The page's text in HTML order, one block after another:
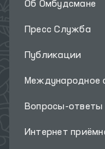
Об Омбудсмане
Пресс Служба
Публикации
Международное
Вопросы-ответы
Интернет